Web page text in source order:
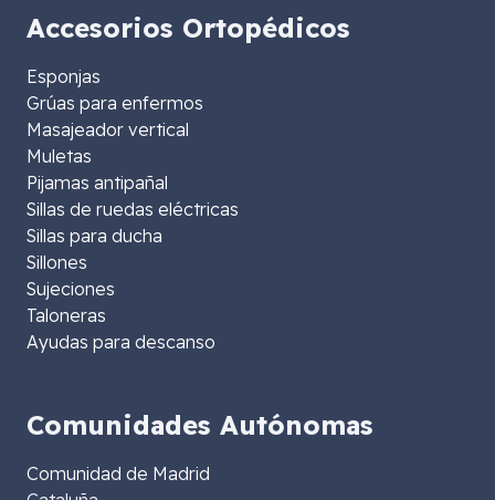
Accesorios Ortopédicos
Esponjas
Grúas para enfermos
Masajeador vertical
Muletas
Pijamas antipañal
Sillas de ruedas eléctricas
Sillas para ducha
Sillones
Sujeciones
Taloneras
Ayudas para descanso
Comunidades Autónomas
Comunidad de Madrid